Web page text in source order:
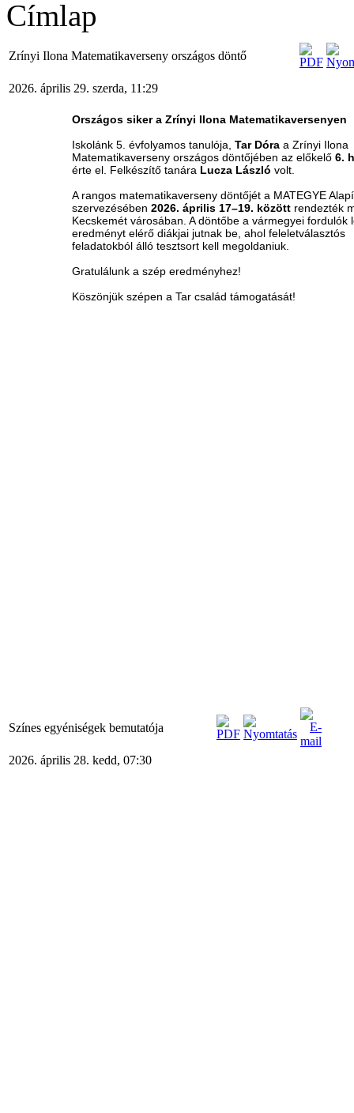
Címlap
Zrínyi Ilona Matematikaverseny országos döntő
2026. április 29. szerda, 11:29
Országos siker a Zrínyi Ilona Matematikaversenyen
Iskolánk 5. évfolyamos tanulója, Tar Dóra a Zrínyi Ilona
Matematikaverseny országos döntőjében az előkelő 6.
érte el. Felkészítő tanára Lucza László volt.
A rangos matematikaverseny döntőjét a MATEGYE
szervezésében 2026. április 17–19. között rendezték
Kecskemét városában. A döntőbe a vármegyei fordulók
eredményt elérő diákjai jutnak be, ahol feleletválasztós
feladatokból álló tesztsort kell megoldaniuk.
Gratulálunk a szép eredményhez!
Köszönjük szépen a Tar család támogatását!
Színes egyéniségek bemutatója
2026. április 28. kedd, 07:30